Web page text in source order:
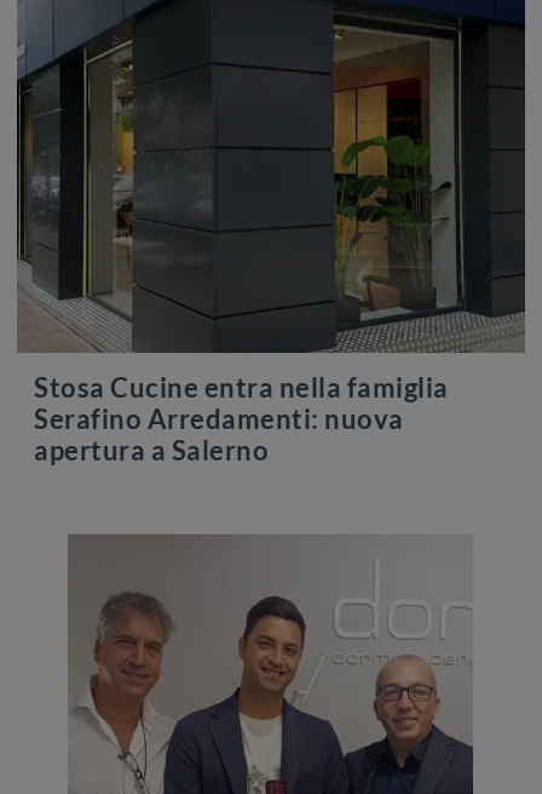
Stosa Cucine entra nella famiglia
Serafino Arredamenti: nuova
apertura a Salerno